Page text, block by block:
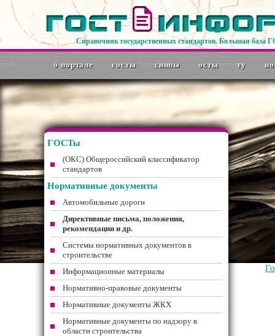
Справочник государственных стандартов. Большая база
о портале госты снипы осты ту
ГОСТы
(ОКС) Общероссийский классификатор
стандартов
Нормативные документы
Автомобильные дороги
Директивные письма, положения,
рекомендации и др.
Системы нормативных документов в
строительстве
Информационные материалы
Нормативно-правовые документы
Нормативные документы ЖКХ
Нормативные документы по надзору в
области строительства